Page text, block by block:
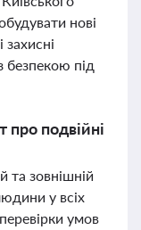
нові
під
подвійні
та зовнішній
у всіх
умов